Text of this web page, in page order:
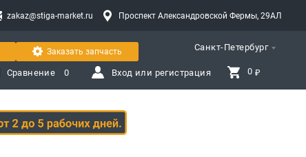
zakaz@stiga-market.ru Проспект Александровской Фермы, 29АЛ
Санкт-Петербург
Заказать запчасть
Сравнение 0 Вход или регистрация 0 ₽